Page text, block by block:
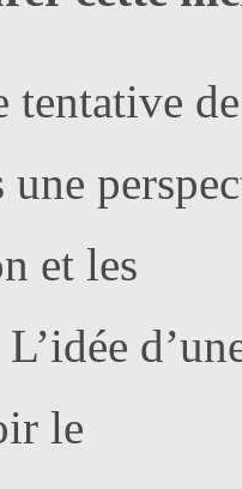
tentative
une
et les
le